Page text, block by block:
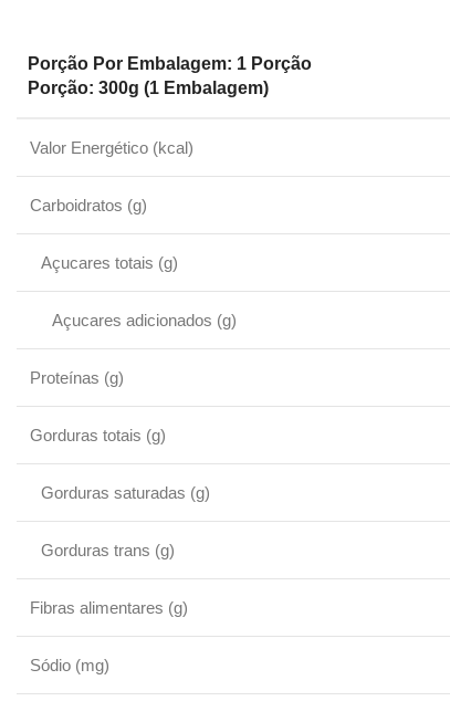
Porção Por Embalagem: 1 Porção
Porção: 300g (1 Embalagem)
Valor Energético (kcal)
Carboidratos (g)
Açucares totais (g)
Açucares adicionados (g)
Proteínas (g)
Gorduras totais (g)
Gorduras saturadas (g)
Gorduras trans (g)
Fibras alimentares (g)
Sódio (mg)